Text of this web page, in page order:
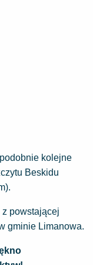
kolejne
Beskidu
powstającej
gminie Limanowa.